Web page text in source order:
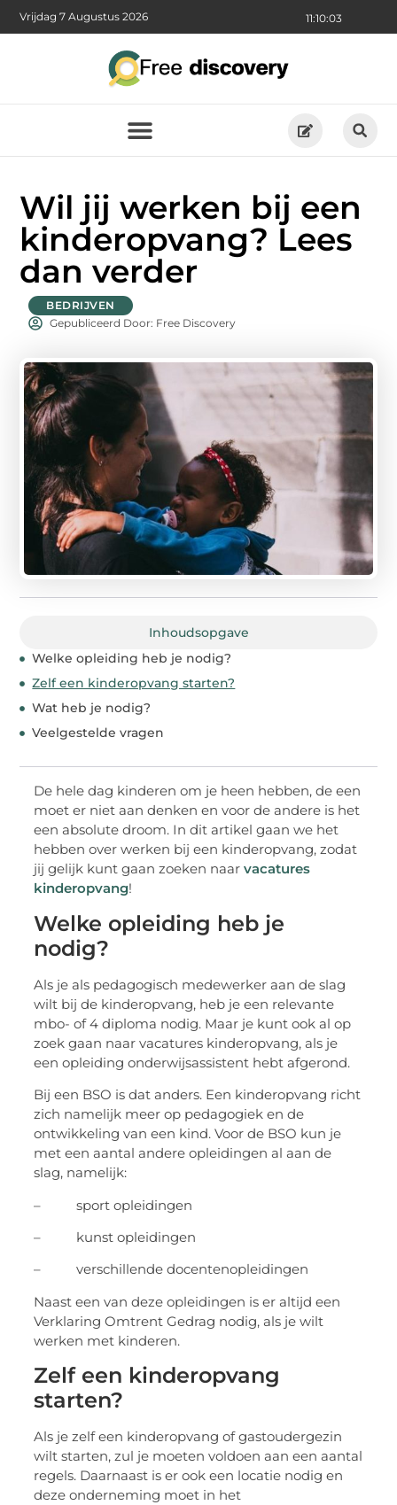
11:10:05
Vrijdag 7 Augustus 2026
Wil jij werken bij een
kinderopvang? Lees
dan verder
BEDRIJVEN
Gepubliceerd Door: Free Discovery
Inhoudsopgave
Welke opleiding heb je nodig?
Zelf een kinderopvang starten?
Wat heb je nodig?
Veelgestelde vragen
De hele dag kinderen om je heen hebben, de een
moet er niet aan denken en voor de andere is het
een absolute droom. In dit artikel gaan we het
hebben over werken bij een kinderopvang, zodat
jij gelijk kunt gaan zoeken naarvacatures
kinderopvang!
Welke opleiding heb je
nodig?
Als je als pedagogisch medewerker aan de slag
wilt bij de kinderopvang, heb je een relevante
mbo- of 4 diploma nodig. Maar je kunt ook al op
zoek gaan naar vacatures kinderopvang, als je
een opleiding onderwijsassistent hebt afgerond.
Bij een BSO is dat anders. Een kinderopvang richt
zich namelijk meer op pedagogiek en de
ontwikkeling van een kind. Voor de BSO kun je
met een aantal andere opleidingen al aan de
slag, namelijk:
– sport opleidingen
– kunst opleidingen
– verschillende docentenopleidingen
Naast een van deze opleidingen is er altijd een
Verklaring Omtrent Gedrag nodig, als je wilt
werken met kinderen.
Zelf een kinderopvang
starten?
Als je zelf een kinderopvang of gastoudergezin
wilt starten, zul je moeten voldoen aan een aantal
regels. Daarnaast is er ook een locatie nodig en
deze onderneming moet in het